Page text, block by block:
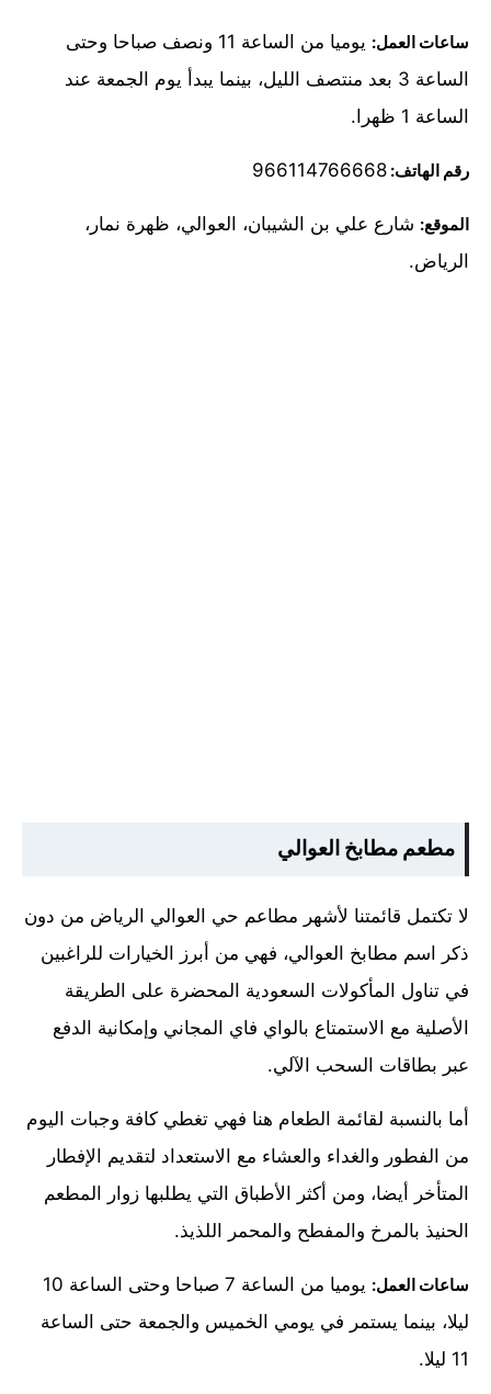
ساعات العمل:
يوميا من الساعة 11 ونصف صباحا وحتى
الساعة 3 بعد منتصف الليل، بينما يبدأ يوم الجمعة عند
الساعة 1 ظهرا.
رقم الهاتف: 966114766668
الموقع: شارع علي بن الشيبان، العوالي، ظهرة نمار،
الرياض.
مطعم مطابخ العوالي
لا تكتمل قائمتنا لأشهر مطاعم حي العوالي الرياض من دون
ذكر اسم مطابخ العوالي، فهي من أبرز الخيارات للراغبين
في تناول المأكولات السعودية المحضرة على الطريقة
الأصلية مع الاستمتاع بالواي فاي المجاني وإمكانية الدفع
عبر بطاقات السحب الآلي.
أما بالنسبة لقائمة الطعام هنا فهي تغطي كافة وجبات اليوم
من الفطور والغداء والعشاء مع الاستعداد لتقديم الإفطار
المتأخر أيضا، ومن أكثر الأطباق التي يطلبها زوار المطعم
الحنيذ بالمرخ والمفطح والمحمر اللذيذ.
ساعات العمل:
يوميا من الساعة 7 صباحا وحتى الساعة 10
ليلا، بينما يستمر في يومي الخميس والجمعة حتى الساعة
11 ليلا.